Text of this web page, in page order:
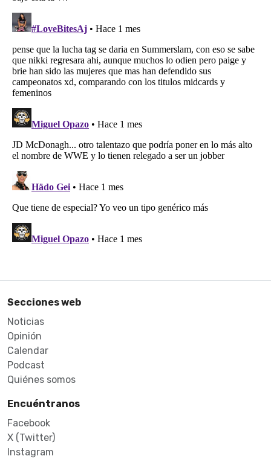
Secciones web
Noticias
Opinión
Calendar
Podcast
Quiénes somos
Encuéntranos
Facebook
X (Twitter)
Instagram